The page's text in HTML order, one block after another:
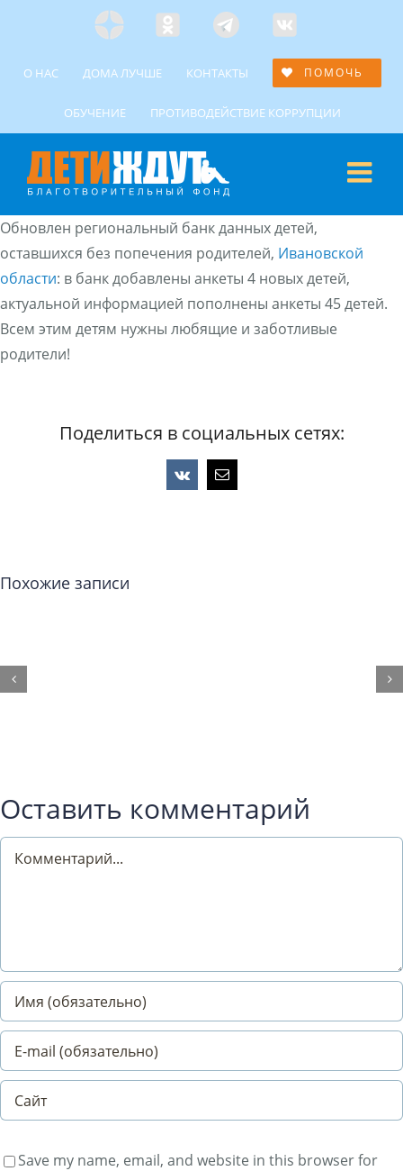
ЯндексОдноклассники
Telegramm
Custom
О НАС ДОМА ЛУЧШЕ КОНТАКТЫ ПОМОЧЬ
ОБУЧЕНИЕ ПРОТИВОДЕЙСТВИЕ КОРРУПЦИИ
Обновлен региональный банк данных детей,
оставшихся без попечения родителей, Ивановской
области: в банк добавлены анкеты 4 новых детей,
актуальной информацией пополнены анкеты 45 детей.
Всем этим детям нужны любящие и заботливые
родители!
Поделиться в социальных сетях:
Vk Email
Похожие записи
Оставить комментарий
Comment
Save my name, email, and website in this browser for